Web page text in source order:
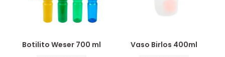
Botilito Weser 700 ml
Vaso Birlos 400ml